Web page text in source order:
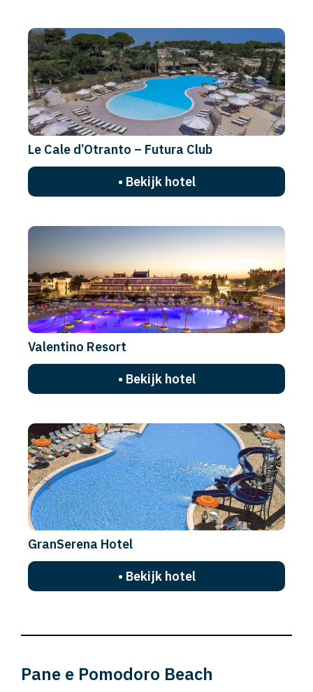
Le Cale d’Otranto – Futura Club
• Bekijk hotel
Valentino Resort
• Bekijk hotel
GranSerena Hotel
• Bekijk hotel
Pane e Pomodoro Beach